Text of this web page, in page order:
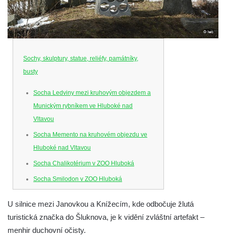
Sochy, skulptury, statue, reliéfy, památníky,
busty
Socha Ledviny mezi kruhovým objezdem a
Munickým rybníkem ve Hluboké nad
Vltavou
Socha Memento na kruhovém objezdu ve
Hluboké nad Vltavou
Socha Chalikotérium v ZOO Hluboká
Socha Smilodon v ZOO Hluboká
Socha Koroun bezzubý v ZOO Hluboká
U silnice mezi Janovkou a Knížecím, kde odbočuje žlutá
turistická značka do Šluknova, je k vidění zvláštní artefakt –
menhir duchovní očisty.